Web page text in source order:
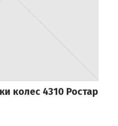
колес 4310 Ростар